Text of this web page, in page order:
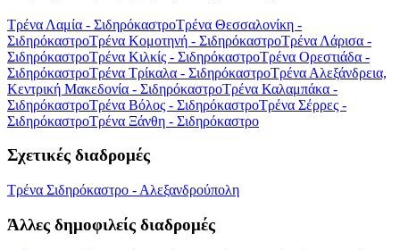
Τρένα Λαμία - ΣιδηρόκαστροΤρένα Θεσσαλονίκη -
ΣιδηρόκαστροΤρένα Κομοτηνή - ΣιδηρόκαστροΤρένα Λάρισα -
ΣιδηρόκαστροΤρένα Κιλκίς - ΣιδηρόκαστροΤρένα Ορεστιάδα -
ΣιδηρόκαστροΤρένα Τρίκαλα - ΣιδηρόκαστροΤρένα Αλεξάνδρεια,
Κεντρική Μακεδονία - ΣιδηρόκαστροΤρένα Καλαμπάκα -
ΣιδηρόκαστροΤρένα Βόλος - ΣιδηρόκαστροΤρένα Σέρρες -
ΣιδηρόκαστροΤρένα Ξάνθη - Σιδηρόκαστρο
Σχετικές διαδρομές
Τρένα Σιδηρόκαστρο - Αλεξανδρούπολη
Άλλες δημοφιλείς διαδρομές